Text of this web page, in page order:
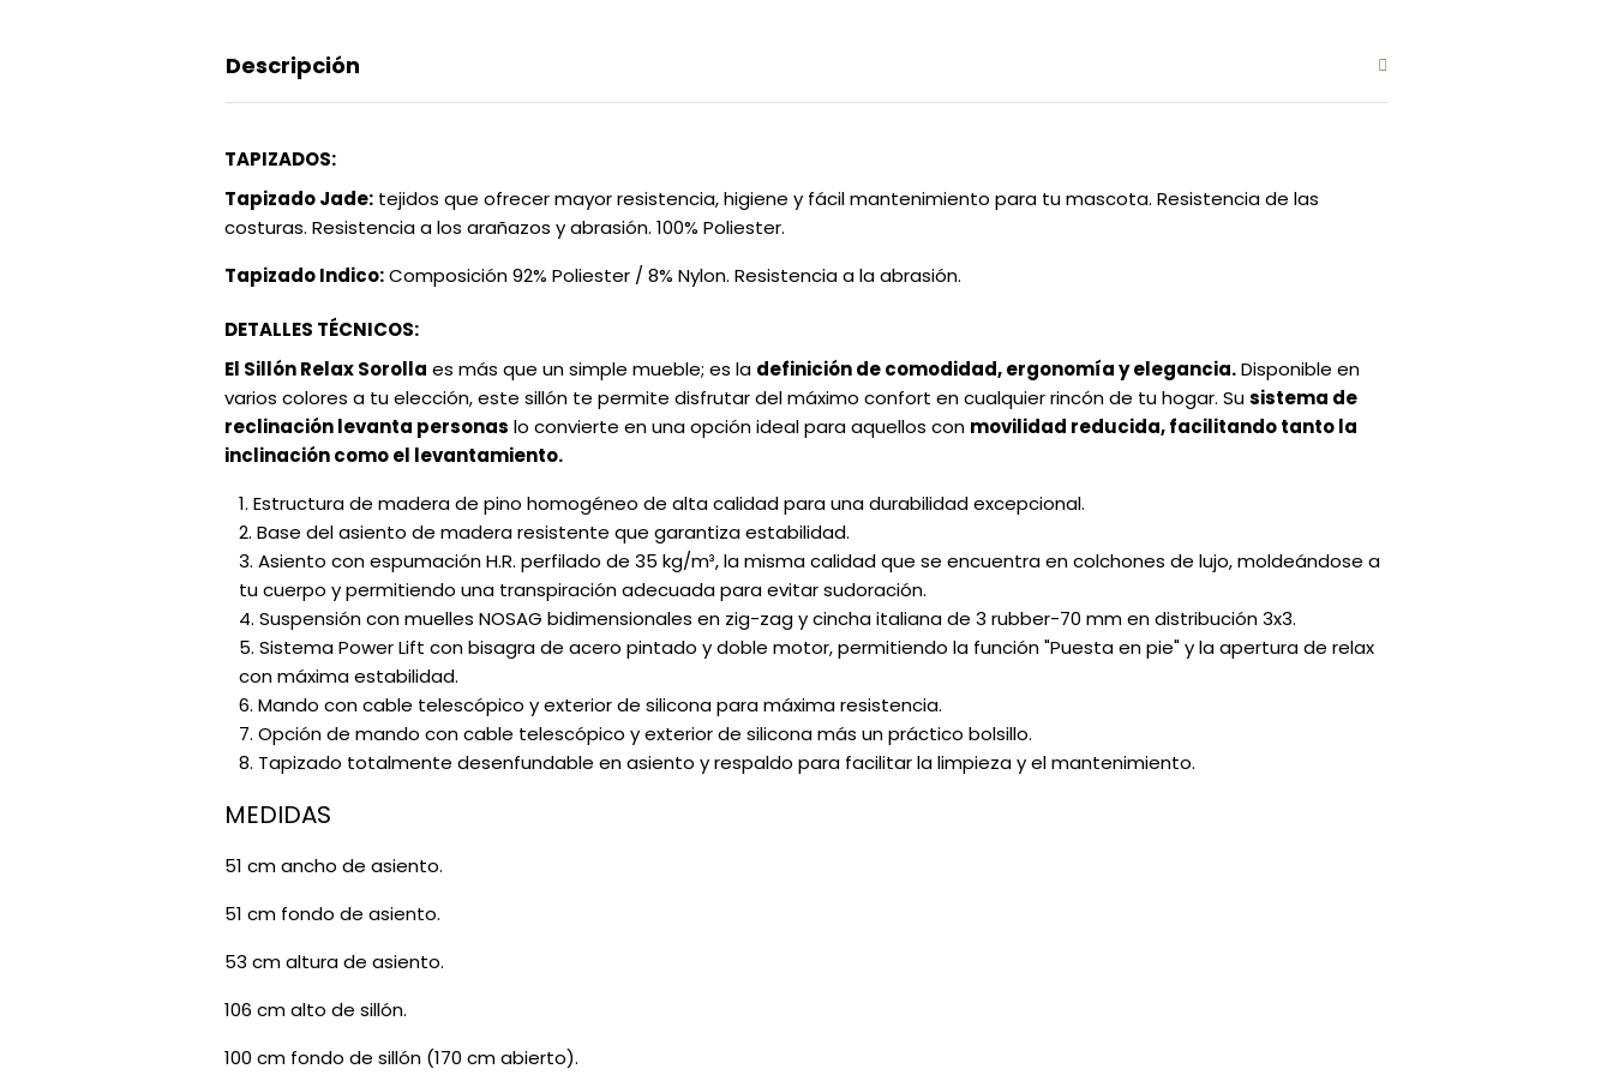
Descripción
TAPIZADOS:
Tapizado Jade: tejidos que ofrecer mayor resistencia, higiene y fácil mantenimiento para tu mascota. Resistencia de las
costuras. Resistencia a los arañazos y abrasión. 100% Poliester.
Tapizado Indico:Composición 92% Poliester / 8% Nylon. Resistencia a la abrasión.
DETALLES TÉCNICOS:
El Sillón Relax Sorolla es más que un simple mueble; es la definición de comodidad, ergonomía y elegancia.Disponible en
varios colores a tu elección, este sillón te permite disfrutar del máximo confort en cualquier rincón de tu hogar. Susistema de
reclinación levanta personas lo convierte en una opción ideal para aquellos con movilidad reducida, facilitando tanto la
inclinación como el levantamiento.
Estructura de madera de pino homogéneo de alta calidad para una durabilidad excepcional.
Base del asiento de madera resistente que garantiza estabilidad.
Asiento con espumación H.R. perfilado de 35 kg/m³, la misma calidad que se encuentra en colchones de lujo, moldeándose a
tu cuerpo y permitiendo una transpiración adecuada para evitar sudoración.
Suspensión con muelles NOSAG bidimensionales en zig-zag y cincha italiana de 3 rubber-70 mm en distribución 3x3.
Sistema Power Lift con bisagra de acero pintado y doble motor, permitiendo la función "Puesta en pie" y la apertura de relax
con máxima estabilidad.
Mando con cable telescópico y exterior de silicona para máxima resistencia.
Opción de mando con cable telescópico y exterior de silicona más un práctico bolsillo.
Tapizado totalmente desenfundable en asiento y respaldo para facilitar la limpieza y el mantenimiento.
MEDIDAS
51 cm ancho de asiento.
51 cm fondo de asiento.
53 cm altura de asiento.
106 cm alto de sillón.
100 cm fondo de sillón (170 cm abierto).